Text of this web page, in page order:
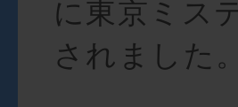
に東京ミス
されました。